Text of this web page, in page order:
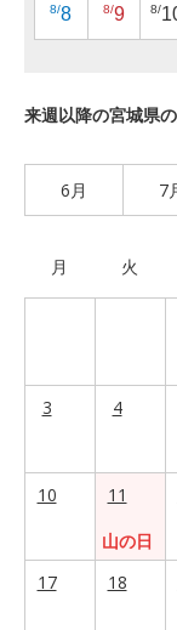
8/8 8/9 8/
来週以降の宮城県
6月 7
月 火
3 4
10
11
山の日
17
18